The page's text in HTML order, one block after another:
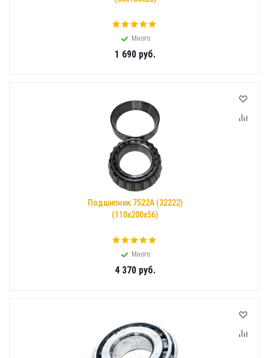
Много
1 690руб.
Подшипник 7522А (32222)
(110x200x56)
Много
4 370руб.